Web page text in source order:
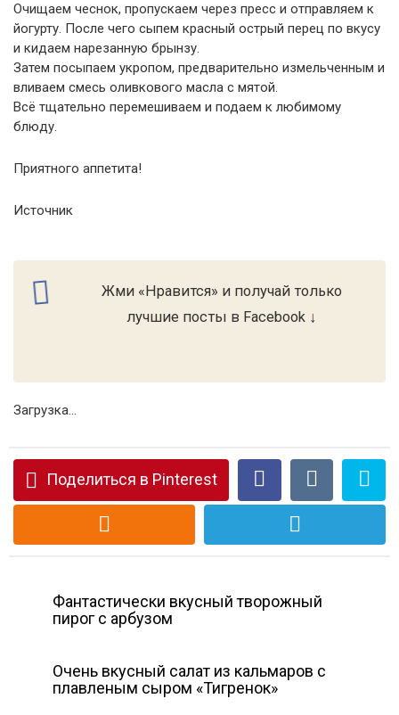
Очищаем чеснок, пропускаем через пресс и отправляем к
йогурту. После чего сыпем красный острый перец по вкусу
и кидаем нарезанную брынзу.
Затем посыпаем укропом, предварительно измельченным и
вливаем смесь оливкового масла с мятой.
Всё тщательно перемешиваем и подаем к любимому
блюду.
Приятного аппетита!
Источник
Жми «Нравится» и получай только
лучшие посты в Facebook ↓
Загрузка...
Поделиться в Pinterest
Фантастически вкусный творожный
пирог с арбузом
Очень вкусный салат из кальмаров с
плавленым сыром «Тигренок»